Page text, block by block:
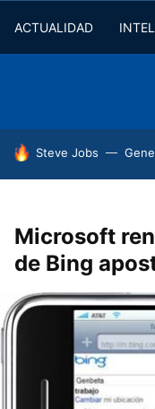
ACTUALIDAD
HOY SE HABLA DE
Steve Jobs
Microsoft
de Bing